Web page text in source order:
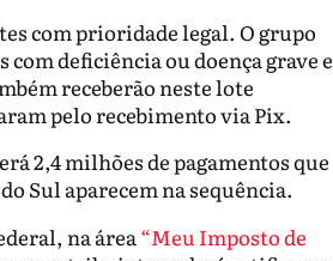
com prioridade legal. O grupo
com deficiência ou doença grave e
receberão neste lote
pelo recebimento via Pix.
2,4 milhões de pagamentos que
Sul aparecem na sequência.
na área“Meu Imposto de